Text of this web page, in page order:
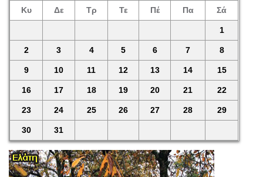
Κυ Δε Τρ Τε Πέ Πα Σά
1
2 3 4 5 6 7 8
9 10 11 12 13 14 15
16 17 18 19 20 21 22
23 24 25 26 27 28 29
30 31